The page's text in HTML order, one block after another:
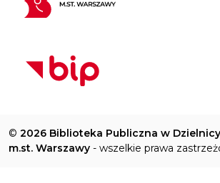
© 2026 Biblioteka Publiczna w
m.st. Warszawy - wszelkie prawa